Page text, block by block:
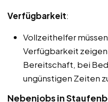
Verfügbarkeit:
Vollzeithelfer
Verfügbarkeit
Bereitschaft, bei
ungünstigen Zeiten
Nebenjobs in